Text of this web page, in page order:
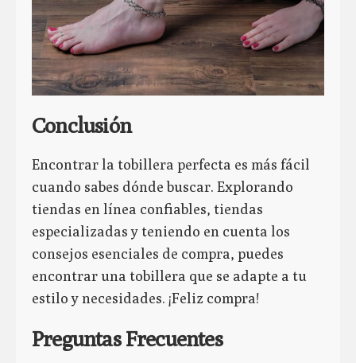
Conclusión
Encontrar la tobillera perfecta es más fácil
cuando sabes dónde buscar. Explorando
tiendas en línea confiables, tiendas
especializadas y teniendo en cuenta los
consejos esenciales de compra, puedes
encontrar una tobillera que se adapte a tu
estilo y necesidades. ¡Feliz compra!
Preguntas Frecuentes